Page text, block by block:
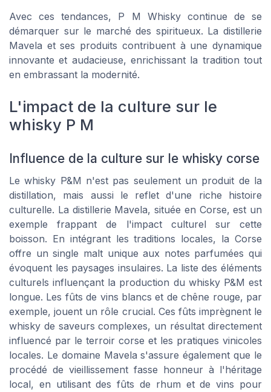
Avec ces tendances, P M Whisky continue de se
démarquer sur le marché des spiritueux. La distillerie
Mavela et ses produits contribuent à une dynamique
innovante et audacieuse, enrichissant la tradition tout
en embrassant la modernité.
L'impact de la culture sur le
whisky P M
Influence de la culture sur le whisky corse
Le whisky P&M n'est pas seulement un produit de la
distillation, mais aussi le reflet d'une riche histoire
culturelle. La distillerie Mavela, située en Corse, est un
exemple frappant de l'impact culturel sur cette
boisson. En intégrant les traditions locales, la Corse
offre un single malt unique aux notes parfumées qui
évoquent les paysages insulaires. La liste des éléments
culturels influençant la production du whisky P&M est
longue. Les fûts de vins blancs et de chêne rouge, par
exemple, jouent un rôle crucial. Ces fûts imprègnent le
whisky de saveurs complexes, un résultat directement
influencé par le terroir corse et les pratiques vinicoles
locales. Le domaine Mavela s'assure également que le
procédé de vieillissement fasse honneur à l'héritage
local, en utilisant des fûts de rhum et de vins pour